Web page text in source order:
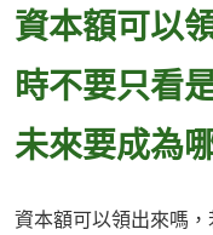
資本額可以
時不要只看
未來要成為
資本額可以領出來嗎